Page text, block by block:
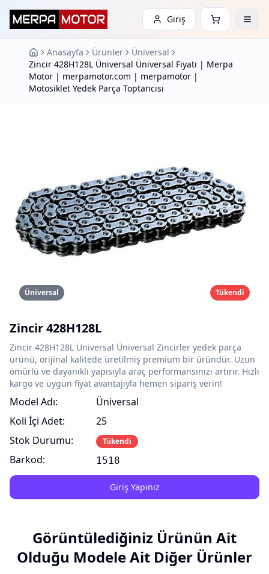
Giriş
Anasayfa Ürünler
Üniversal
Zincir 428H128L Üniversal Üniversal Fiyatı | Merpa
Motor | merpamotor.com | merpamotor |
Motosiklet Yedek Parça Toptancısı
Üniversal Tükendi
Zincir 428H128L
Zincir 428H128L Üniversal Üniversal Zincirler yedek parça
ürünü, orijinal kalitede üretilmiş premium bir üründür. Uzun
ömürlü ve dayanıklı yapısıyla araç performansınızı artırır. Hızlı
kargo ve uygun fiyat avantajıyla hemen sipariş verin!
Model Adı:
Koli İçi Adet:
Stok Durumu:
Barkod:
Üniversal
25
Tükendi
1518
Giriş Yapınız
Görüntülediğiniz Ürünün Ait
Olduğu Modele Ait Diğer Ürünler